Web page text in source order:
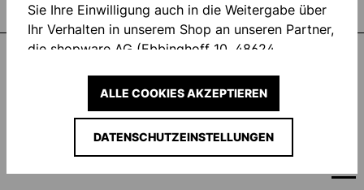
in Profiqualität
SUPPORT UND SERVICE
COMPANY
Sie Ihre Einwilligung auch in die Weitergabe über
Ihr Verhalten in unserem Shop an unseren Partner,
die shopware AG (Ebbinghoff 10, 48624
nicht persönlich zuordnen kann, sie aber zu
DATENSCHUTZEINSTELLUNGEN
ALLE COOKIES AKZEPTIEREN